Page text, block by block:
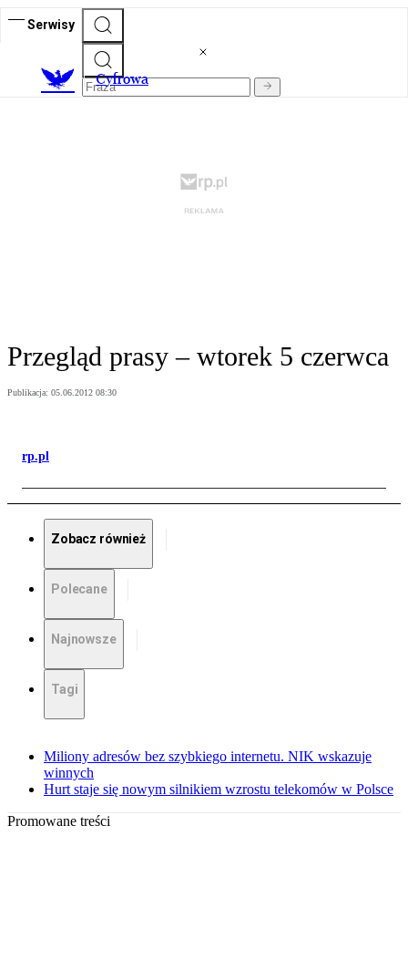
Serwisy
Cyfrowa
Przegląd prasy – wtorek 5 czerwca
Publikacja: 05.06.2012 08:30
rp.pl
Zobacz również
Polecane
Najnowsze
Tagi
Miliony adresów bez szybkiego internetu. NIK wskazuje
winnych
Hurt staje się nowym silnikiem wzrostu telekomów w Polsce
Promowane treści